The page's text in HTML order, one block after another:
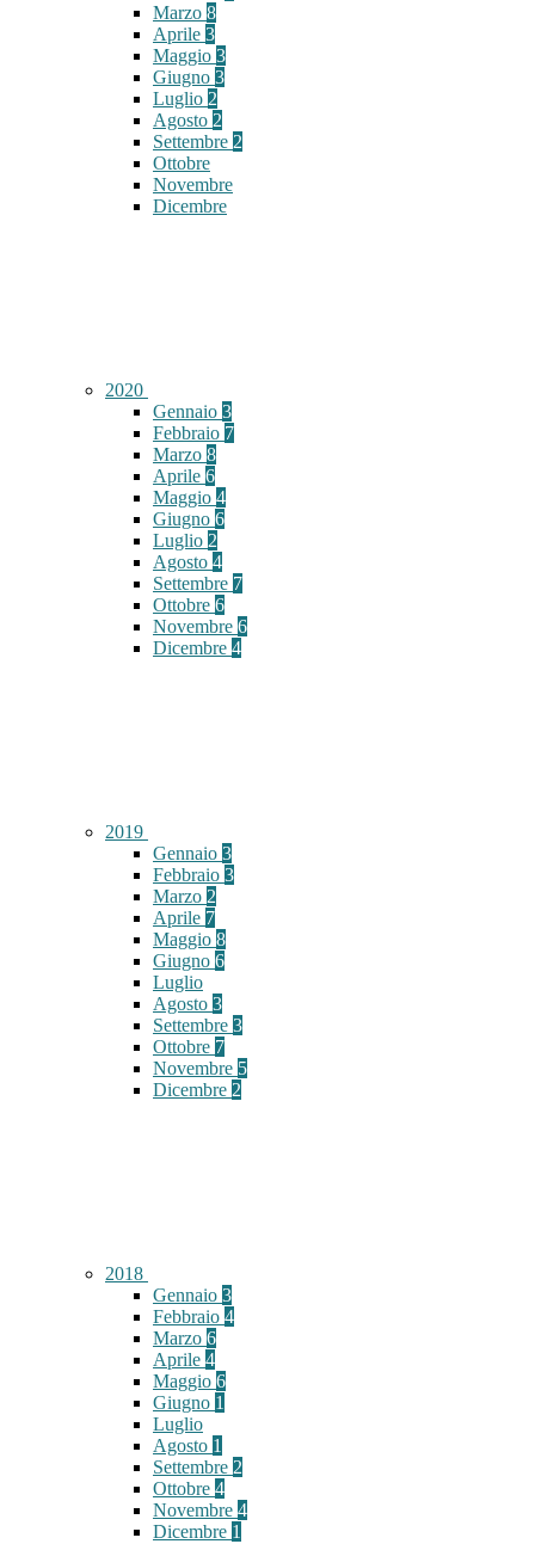
Marzo 8
Aprile 3
Maggio 3
Giugno 3
Luglio 2
Agosto 2
Settembre 2
Ottobre
Novembre
Dicembre
2020
Gennaio 3
Febbraio 7
Marzo 8
Aprile 6
Maggio 4
Giugno 6
Luglio 2
Agosto 4
Settembre 7
Ottobre 6
Novembre 6
Dicembre 4
2019
Gennaio 3
Febbraio 3
Marzo 2
Aprile 7
Maggio 8
Giugno 6
Luglio
Agosto 3
Settembre 3
Ottobre 7
Novembre 5
Dicembre 2
2018
Gennaio 3
Febbraio 4
Marzo 6
Aprile 4
Maggio 6
Giugno 1
Luglio
Agosto 1
Settembre 2
Ottobre 4
Novembre 4
Dicembre 1